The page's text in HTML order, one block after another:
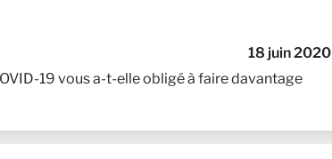
18 juin 2020
19 vous a-t-elle obligé à faire davantage